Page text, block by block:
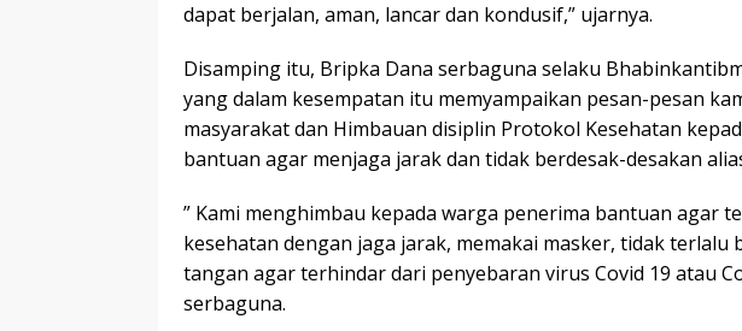
dapat berjalan, aman, lancar dan kondusif,” ujarnya.
Disamping itu, Bripka Dana serbaguna selaku
yang dalam kesempatan itu memyampaikan pesan-pesan
masyarakat dan Himbauan disiplin Protokol Kesehatan
bantuan agar menjaga jarak dan tidak berdesak-desakan
” Kami menghimbau kepada warga penerima bantuan agar
kesehatan dengan jaga jarak, memakai masker, tidak terlalu
tangan agar terhindar dari penyebaran virus Covid 19 atau
serbaguna.